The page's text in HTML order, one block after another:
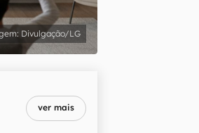
Divulgação/LG
ver mais